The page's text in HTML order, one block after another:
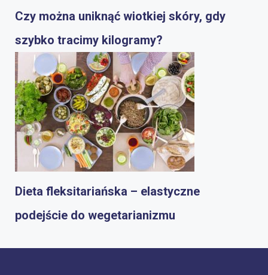
Czy można uniknąć wiotkiej skóry, gdy
szybko tracimy kilogramy?
Dieta fleksitariańska – elastyczne
podejście do wegetarianizmu